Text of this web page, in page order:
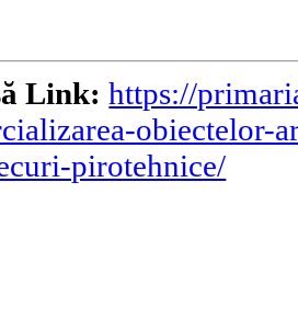
Link: https://
obiectelor-
pirotehnice/